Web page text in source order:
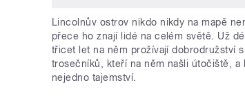
Lincolnův ostrov nikdo nikdy na mapě
přece ho znají lidé na celém světě. Už
třicet let na něm prožívají dobrodružství
trosečníků, kteří na něm našli útočiště, a
nejedno tajemství.